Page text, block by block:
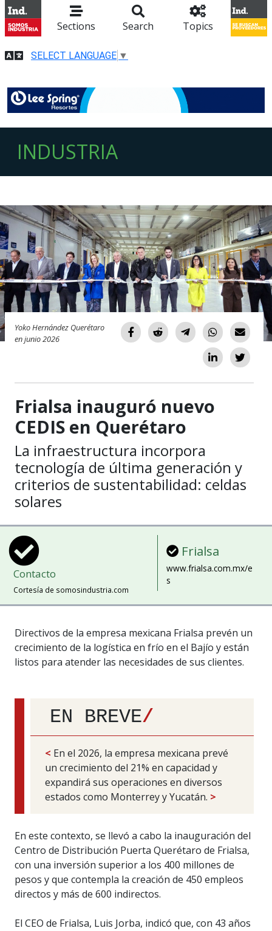
Sections Search Topics
SELECT LANGUAGE ▼
INDUSTRIA
Yoko Hernández Querétaro
en junio 2026
Frialsa inauguró nuevo
CEDIS en Querétaro
La infraestructura incorpora
tecnología de última generación y
criterios de sustentabilidad: celdas
solares
Contacto
Cortesía de somosindustria.com
Frialsa
www.frialsa.com.mx/e
s
Directivos de la empresa mexicana Frialsa prevén un
crecimiento de la logística en frío en el Bajío y están
listos para atender las necesidades de sus clientes.
EN BREVE/
< En el 2026, la empresa mexicana prevé
un crecimiento del 21% en capacidad y
expandirá sus operaciones en diversos
estados como Monterrey y Yucatán. >
En este contexto, se llevó a cabo la inauguración del
Centro de Distribución Puerta Querétaro de Frialsa,
con una inversión superior a los 400 millones de
pesos y que contempla la creación de 450 empleos
directos y más de 600 indirectos.
El CEO de Frialsa, Luis Jorba, indicó que, con 43 años